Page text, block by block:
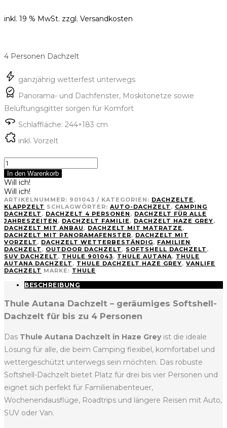
war:
ist:
inkl. 19 % MwSt. zzgl. Versandkosten
4 Personen Dachzelt
ganzjährig wetterfest unterwegs
Panorama- und Dachfenster, Moskitonetze sowie
Belüftungsgitter sorgen für Komfort
Schlaffläche: 244×183 cm
inkl. Vorzelt
Thule
Autana
Dachzelt
Menge
In den Warenkorb
Will ich!
Will ich!
ARTIKELNUMMER: 901043 KATEGORIEN: DACHZELTE,
KLAPPZELT SCHLAGWÖRTER: AUTO-DACHZELT , CAMPING
DACHZELT , DACHZELT 4 PERSONEN , DACHZELT FÜR ALLE
JAHRESZEITEN , DACHZELT FAMILIE, DACHZELT HAZE GREY,
DACHZELT MIT ANBAU , DACHZELT MIT MATRATZE,
DACHZELT MIT PANORAMAFENSTER, DACHZELT MIT
VORZELT , DACHZELT WETTERBESTÄNDIG, FAMILIEN
DACHZELT , OUTDOOR DACHZELT , SOFTSHELL DACHZELT ,
SUV DACHZELT , THULE 901043, THULE AUTANA, THULE
AUTANA DACHZELT , THULE DACHZELT HAZE GREY, VANLIFE
DACHZELT MARKE: THULE
BESCHREIBUNG
Thule Autana Dachzelt – geräumiges Softshell-
Dachzelt für bis zu 4 Personen
Das Thule Autana Dachzelt in Haze Greyist die ideale
Lösung für alle, die beim Camping flexibel, komfortabel und
wettergeschützt unterwegs sein möchten. Das robuste
Softshell-Dachzelt bietet Platz für drei bis vier Personen und
eignet sich perfekt für Familienabenteuer,
Wochenendausflüge, Roadtrips und längere Reisen mit Auto,
SUV oder Van.